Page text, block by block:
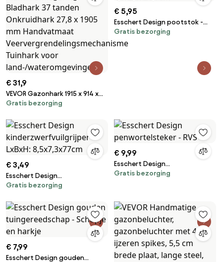
€ 31,9
VEVOR Gazonhark 1915 x 914 x
100 mm Gazonhark
tanden Onkruidhark 27,8 x 1905
mm Handvatmaat
Veervergrendelingsmechanisme
Tuinhark voor
land-/wateromgevingen
Gratis bezorging
€ 5,95
Esschert Design pootstok -
LxBxH: 2,9x2,9x26,7cm
Gratis bezorging
€ 3,49
Esschert Design
kinderzwerfvuilgrijper - LxBxH:
Gratis bezorging
€ 9,99
Esschert Design
penwortelsteker - RVS
Gratis bezorging
€ 7,99
Esschert Design gouden